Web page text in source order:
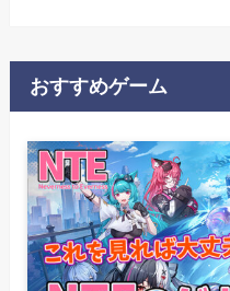
おすすめゲーム